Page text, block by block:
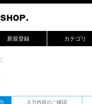
新規登録 カテゴリ
入力内容のご確認